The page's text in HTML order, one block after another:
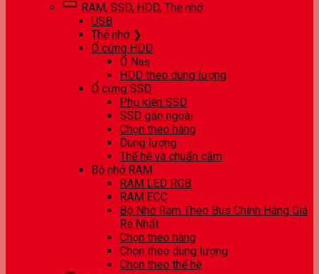
RAM, SSD, HDD, Thẻ nhớ
USB
Thẻ nhớ ❯
Ổ cứng HDD
Ổ Nas
HDD theo dung lượng
Ổ cứng SSD
Phụ kiện SSD
SSD gắn ngoài
Chọn theo hãng
Dung lượng
Thế hệ và chuẩn cắm
Bộ nhớ RAM
RAM LED RGB
RAM ECC
Bộ Nhớ Ram Theo Bus Chính Hãng Giá
Rẻ Nhất
Chọn theo hãng
Chọn theo dung lượng
Chọn theo thế hệ